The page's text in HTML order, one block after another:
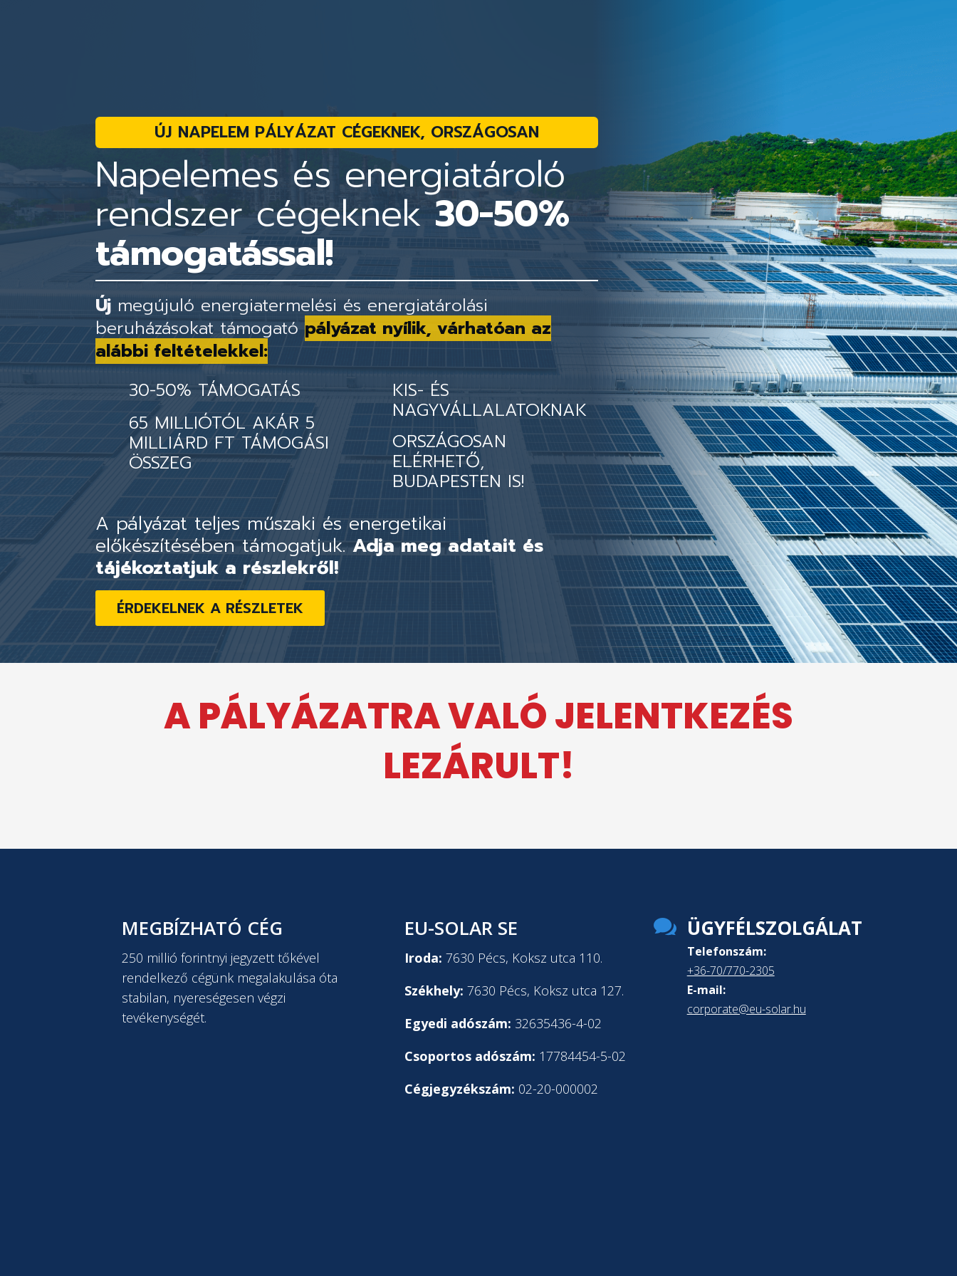
ÚJ NAPELEM PÁLYÁZAT CÉGEKNEK, ORSZÁGOSAN
Napelemes és energiatároló
rendszer cégeknek30-50%
támogatással!
Új megújuló energiatermelési és energiatárolási
beruházásokat támogató pályázat nyílik, várhatóan az
alábbi feltételekkel:
30-50% TÁMOGATÁS
65 MILLIÓTÓL AKÁR 5
MILLIÁRD FT TÁMOGÁSI
ÖSSZEG
KIS- ÉS
NAGYVÁLLALATOKNAK
ORSZÁGOSAN
ELÉRHETŐ,
BUDAPESTEN IS!
A pályázat teljes műszaki és energetikai
előkészítésében támogatjuk.Adja meg adatait és
tájékoztatjuk a részlekről!
ÉRDEKELNEK A RÉSZLETEK
A PÁLYÁZATRA VALÓ JELENTKEZÉS
LEZÁRULT!
MEGBÍZHATÓ CÉG
250 millió forintnyi jegyzett tőkével
rendelkező cégünk megalakulása óta
stabilan, nyereségesen végzi
tevékenységét.
EU-SOLAR SE
Iroda: 7630 Pécs, Koksz utca 110.
Székhely: 7630 Pécs, Koksz utca 127.
Egyedi adószám: 32635436-4-02
Csoportos adószám: 17784454-5-02
Cégjegyzékszám: 02-20-000002
 ÜGYFÉLSZOLGÁLAT
Telefonszám:
+36-70/770-2305
E-mail:
corporate@eu-solar.hu